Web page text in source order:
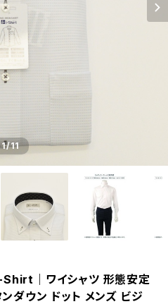
1/11
i-Shirt｜ワイシャツ 形態安定
ダウン ドット メンズ ビジ